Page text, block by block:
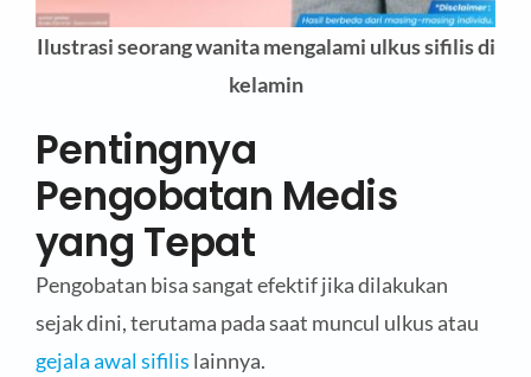
Ilustrasi seorang wanita mengalami ulkus sifilis di
kelamin
Pentingnya
Pengobatan Medis
yang Tepat
Pengobatan bisa sangat efektif jika dilakukan
sejak dini, terutama pada saat muncul ulkus atau
gejala awal sifilis lainnya.